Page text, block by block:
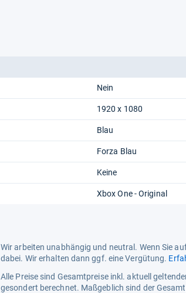
Nein
1920 x 1080
Blau
Forza Blau
Keine
Xbox One - Original
Wir arbeiten unabhängig und neutral. Wenn Sie
dabei. Wir erhalten dann ggf. eine Vergütung.
Alle Preise sind Gesamtpreise inkl. aktuell
gesondert berechnet. Maßgeblich sind der